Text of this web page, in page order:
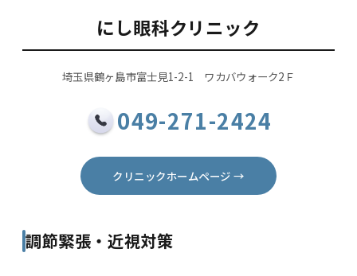
にし眼科クリニック
埼玉県鶴ヶ島市富士見1-2-1 ワカバウォーク2Ｆ
049-271-2424
クリニックホームページ →
調節緊張・近視対策